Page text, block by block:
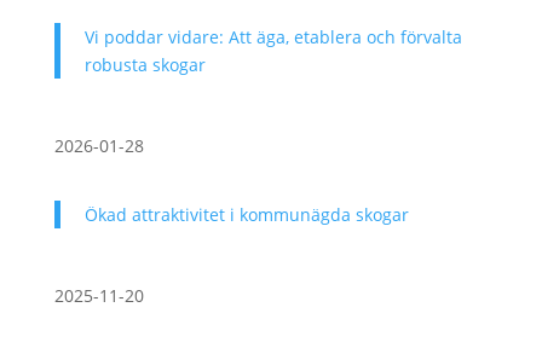
Vi poddar vidare: Att äga, etablera och förvalta
robusta skogar
2026-01-28
Ökad attraktivitet i kommunägda skogar
2025-11-20